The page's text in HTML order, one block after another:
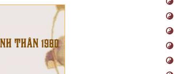
THÂN 1980